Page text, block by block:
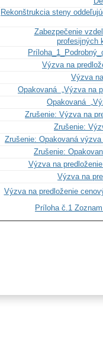
Rekonštrukcia steny
Zabezpečenie
profesijných
Výzva na
Výzva
Opakovaná „Výzva na
Opakovaná
Zrušenie: Výzva na
Zrušenie:
Zrušenie: Opakovaná
Zrušenie:
Výzva na
Výzva na
Výzva na predloženie
Príloha č.1